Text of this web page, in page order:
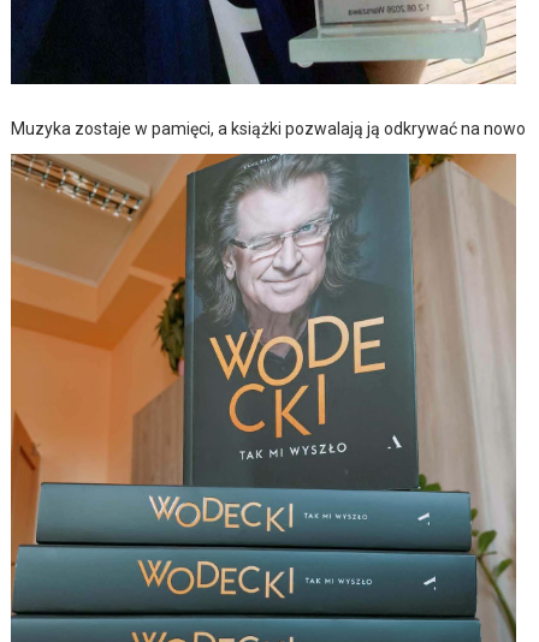
Muzyka zostaje w pamięci, a książki pozwalają ją odkrywać na nowo